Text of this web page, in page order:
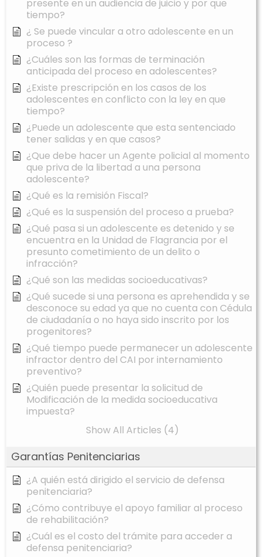
presente en un audiencia de juicio y por que
tiempo?
¿ Se puede vincular a otro adolescente en un
proceso ?
¿Cuáles son las formas de terminación
anticipada del proceso en adolescentes?
¿Existe prescripción en los casos de los
adolescentes en conflicto con la ley en que
tiempo?
¿Puede un adolescente que esta sentenciado
tener salidas y en que casos?
¿Que debe hacer un Agente policial al momento
que priva de la libertad a una persona
adolescente?
¿Qué es la remisión Fiscal?
¿Qué es la suspensión del proceso a prueba?
¿Qué pasa si un adolescente es detenido y se
encuentra en la Unidad de Flagrancia por el
presunto cometimiento de un delito o
infracción?
¿Qué son las medidas socioeducativas?
¿Qué sucede si una persona es aprehendida y se
desconoce su edad ya que no cuenta con Cédula
de ciudadanía o no haya sido inscrito por los
progenitores?
¿Qué tiempo puede permanecer un adolescente
infractor dentro del CAI por internamiento
preventivo?
¿Quién puede presentar la solicitud de
Modificación de la medida socioeducativa
impuesta?
Show All Articles (4)
Garantías Penitenciarias
¿A quién está dirigido el servicio de defensa
penitenciaria?
¿Cómo contribuye el apoyo familiar al proceso
de rehabilitación?
¿Cuál es el costo del trámite para acceder a
defensa penitenciaria?